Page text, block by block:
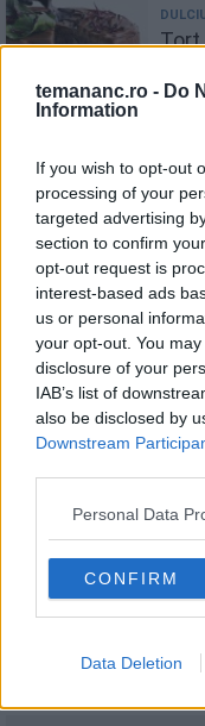
temananc.ro - Do
Information
If you wish to opt-out
processing of your
targeted advertising
section to confirm
opt-out request is
interest-based ads
us or personal
your opt-out. You
disclosure of your
IAB’s list of
also be disclosed by
Downstream
Personal Data
CONFIRM
Data Deletion
Tort
Recomandări
1 Dulceață
2 Cozonac
Cartofi în